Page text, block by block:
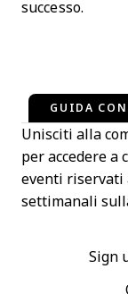
successo.
GUIDA
Unisciti alla
per accedere a
eventi riservati
settimanali
Sign